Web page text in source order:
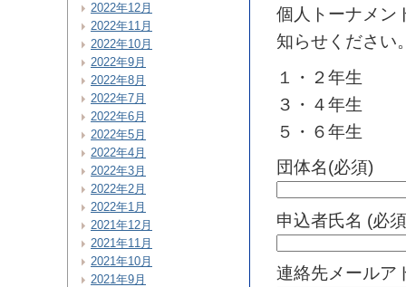
個人トーナメン
知らせください
１・２年生
３・４年生
５・６年生
団体名(必須)
申込者氏名 (必
連絡先メールア
2022年12月
2022年11月
2022年10月
2022年9月
2022年8月
2022年7月
2022年6月
2022年5月
2022年4月
2022年3月
2022年2月
2022年1月
2021年12月
2021年11月
2021年10月
2021年9月